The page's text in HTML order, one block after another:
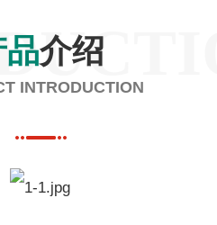
介绍
INTRODUCTION